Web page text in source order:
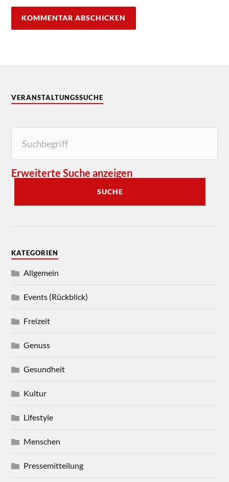
VERANSTALTUNGSSUCHE
Erweiterte Suche anzeigen
SUCHE
KATEGORIEN
Allgemein
Events (Rückblick)
Freizeit
Genuss
Gesundheit
Kultur
Lifestyle
Menschen
Pressemitteilung